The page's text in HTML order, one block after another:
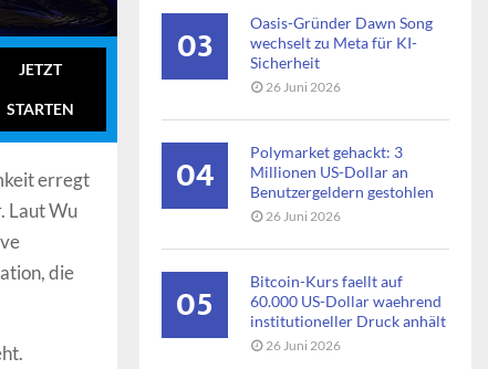
JETZT
STARTEN
erregt
Laut Wu
die
03
Oasis-Gründer Dawn Song
wechselt zu Meta für KI-
Sicherheit
26 Juni 2026
04
Polymarket gehackt: 3
Millionen US-Dollar an
Benutzergeldern gestohlen
26 Juni 2026
05
Bitcoin-Kurs faellt auf
60.000 US-Dollar waehrend
institutioneller Druck anhält
26 Juni 2026